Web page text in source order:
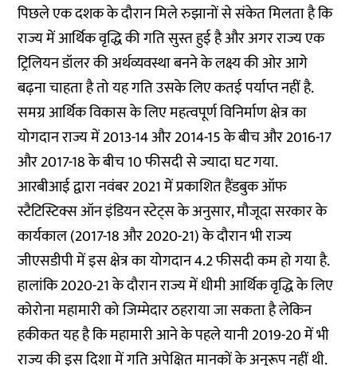
पिछले एक दशक के दौरान मिले रुझानों से संकेत मिलता है कि
राज्य में आर्थिक वृद्धि की गति सुस्त हुई है और अगर राज्य एक
ट्रिलियन डॉलर की अर्थव्यवस्था बनने के लक्ष्य की ओर आगे
बढ़ना चाहता है तो यह गति उसके लिए कतई पर्याप्त नहीं है.
समग्र आर्थिक विकास के लिए महत्वपूर्ण विनिर्माण क्षेत्र का
योगदान राज्य में 2013-14 और 2014-15 के बीच और 2016-17
और 2017-18 के बीच 10 फीसदी से ज्यादा घट गया.
आरबीआई द्वारा नवंबर 2021 में प्रकाशित हैंडबुक ऑफ
स्टैटिस्टिक्स ऑन इंडियन स्टेट्स के अनुसार, मौजूदा सरकार के
कार्यकाल (2017-18 और 2020-21) के दौरान भी राज्य
जीएसडीपी में इस क्षेत्र का योगदान 4.2 फीसदी कम हो गया है.
हालांकि 2020-21 के दौरान राज्य में धीमी आर्थिक वृद्धि के लिए
कोरोना महामारी को जिम्मेदार ठहराया जा सकता है लेकिन
हकीकत यह है कि महामारी आने के पहले यानी 2019-20 में भी
राज्य की इस दिशा में गति अपेक्षित मानकों के अनुरूप नहीं थी.